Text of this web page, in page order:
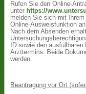
Rufen Sie den Online-
unter https://
melden Sie sich mit
Online-Ausweisfunktion
Nach dem Absenden
ID sowie den
Arzttermins. Beide
werden.
Beantragung vor Ort